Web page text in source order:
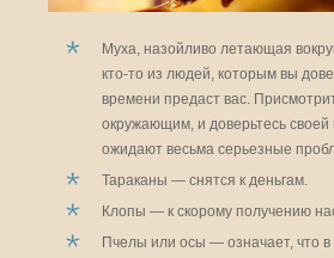
Муха, назойливо летающая
кто-то из людей, которым вы
времени предаст вас.
окружающим, и доверьтесь своей
ожидают весьма серьезные
Тараканы — снятся к деньгам.
Клопы — к скорому получению
Пчелы или осы — означает, что